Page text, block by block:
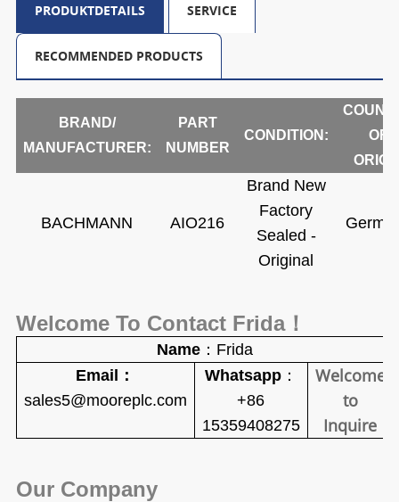
PRODUKTDETAILS SERVICE
RECOMMENDED PRODUCTS
BRAND/
MANUFACTURER:
PART
NUMBER
CONDITION:
OF
BACHMANN AIO216
Brand New
Factory
Sealed -
Original
Welcome To Contact Frida！
Name： Frida
Email ：
sales5@mooreplc.com
Whatsapp：
+86
15359408275
Welcome
to
Inquire
Our Company